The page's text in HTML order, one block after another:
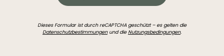
Dieses Formular ist durch reCAPTCHA geschützt – es gelten die
Datenschutzbestimmungenund dieNutzungsbedingungen.